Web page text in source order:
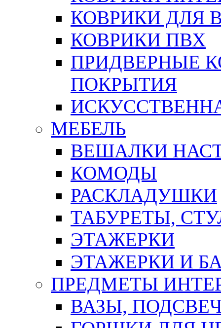
КОВРИКИ ДЛЯ
КОВРИКИ ПВХ
ПРИДВЕРНЫЕ
ПОКРЫТИЯ
МЕБЕЛЬ
ВЕШАЛКИ
КОМОДЫ
РАСКЛАДУШКИ
ТАБУРЕТЫ,
ЭТАЖЕРКИ
ЭТАЖЕРКИ И
ПРЕДМЕТЫ
ВАЗЫ,